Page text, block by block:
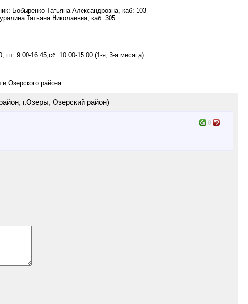
Бобыренко Татьяна Александровна, каб: 103
Татьяна Николаевна, каб: 305
пт: 9.00-16.45,сб: 10.00-15.00 (1-я, 3-я месяца)
Озерского района
г.Озеры, Озерский район)
0